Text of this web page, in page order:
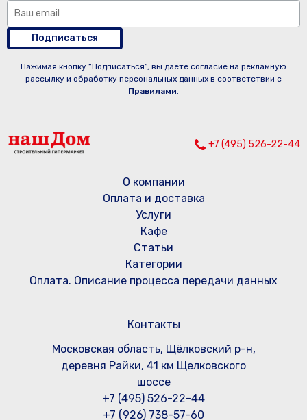
Подписаться
Нажимая кнопку “Подписаться”, вы даете согласие на рекламную
рассылку и обработку персональных данных в соответствии с
Правилами.
+7 (495) 526-22-44
О компании
Оплата и доставка
Услуги
Кафе
Статьи
Категории
Оплата. Описание процесса передачи данных
Контакты
Московская область, Щёлковский р-н,
деревня Райки, 41 км Щелковского
шоссе
+7 (495) 526-22-44
+7 (926) 738-57-60